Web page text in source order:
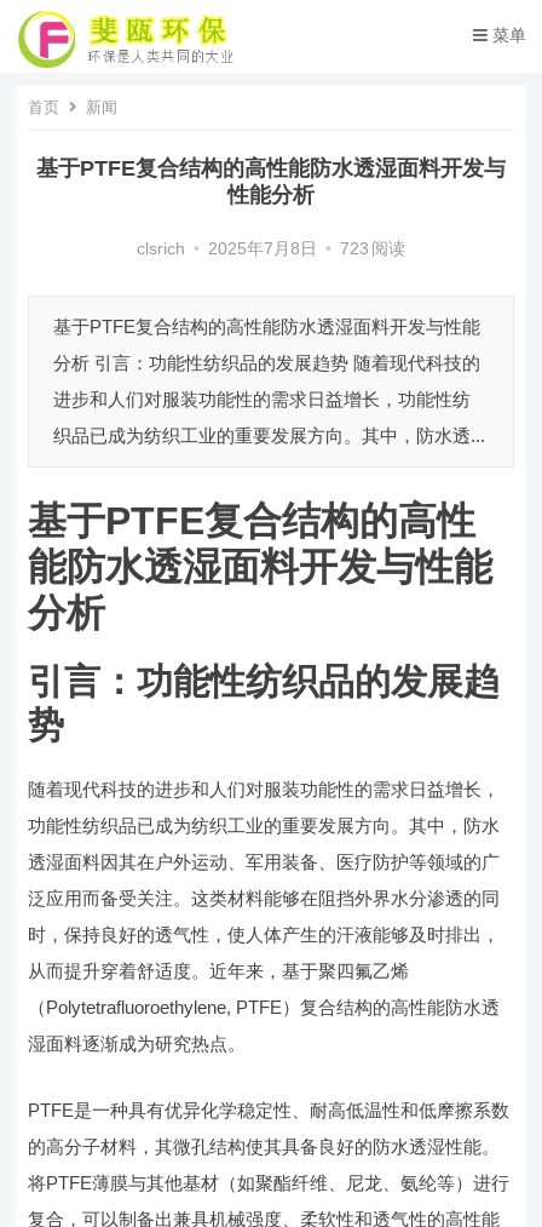
菜单
首页 新闻
基于PTFE复合结构的高性能防水透湿面料开发与
性能分析
clsrich • 2025年7月8日 • 723 阅读
基于PTFE复合结构的高性能防水透湿面料开发与性能
分析 引言：功能性纺织品的发展趋势 随着现代科技的
进步和人们对服装功能性的需求日益增长，功能性纺
织品已成为纺织工业的重要发展方向。其中，防水透...
基于PTFE复合结构的高性
能防水透湿面料开发与性能
分析
引言：功能性纺织品的发展趋
势
随着现代科技的进步和人们对服装功能性的需求日益增长，
功能性纺织品已成为纺织工业的重要发展方向。其中，防水
透湿面料因其在户外运动、军用装备、医疗防护等领域的广
泛应用而备受关注。这类材料能够在阻挡外界水分渗透的同
时，保持良好的透气性，使人体产生的汗液能够及时排出，
从而提升穿着舒适度。近年来，基于聚四氟乙烯
（Polytetrafluoroethylene, PTFE）复合结构的高性能防水透
湿面料逐渐成为研究热点。
PTFE是一种具有优异化学稳定性、耐高低温性和低摩擦系数
的高分子材料，其微孔结构使其具备良好的防水透湿性能。
将PTFE薄膜与其他基材（如聚酯纤维、尼龙、氨纶等）进行
复合，可以制备出兼具机械强度、柔软性和透气性的高性能